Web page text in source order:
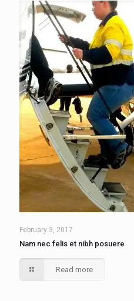
February 3, 2017
Nam nec felis et nibh posuere
Read more